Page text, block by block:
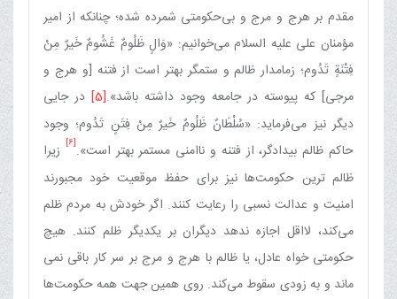
مقدم بر هرج و مرج و بی‌حکومتی شمرده شده؛ چنانکه از امیر
مؤمنان علی علیه السلام می‌خوانیم: «وَالٍ ظَلُومٌ غَشُومٌ خَیرٌ مِنْ‏
فِتْنَةٍ تَدُوم؛ زمامدار ظالم و ستمگر بهتر است از فتنه [و هرج و
مرجی] که پیوسته در جامعه وجود داشته باشد».[5] در جایی
دیگر نیز می‌فرماید: «سُلْطَانٌ‏ ظَلُومٌ‏ خَیرٌ مِنْ فِتَنٍ تَدُوم؛ وجود
حاکم ظالم بیدادگر، از فتنه و ناامنی مستمر بهتر است».[6] زیرا
ظالم ترین حکومت‌ها نیز برای حفظ موقعیت خود مجبورند
امنیت و عدالت نسبی را رعایت کنند. اگر خودش به مردم ظلم
می‌کند، لااقل اجازه ندهد دیگران بر یکدیگر ظلم کنند. هیچ
حکومتی خواه عادل، یا ظالم با هرج و مرج بر سر کار باقی نمی
ماند و به زودی سقوط می‌کند. روی همین جهت همه حکومت‌ها